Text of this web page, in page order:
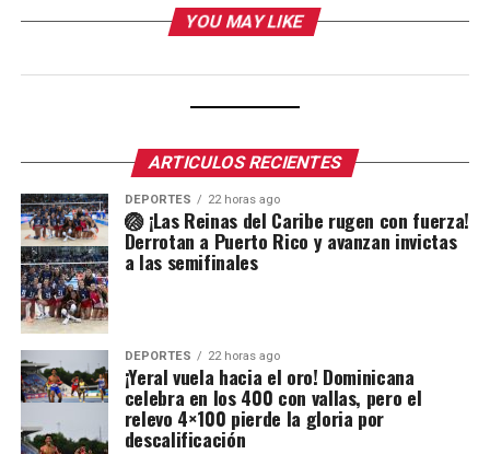
YOU MAY LIKE
ARTICULOS RECIENTES
DEPORTES 22 horas ago
🏐 ¡Las Reinas del Caribe rugen con fuerza!
Derrotan a Puerto Rico y avanzan invictas
a las semifinales
DEPORTES 22 horas ago
¡Yeral vuela hacia el oro! Dominicana
celebra en los 400 con vallas, pero el
relevo 4×100 pierde la gloria por
descalificación